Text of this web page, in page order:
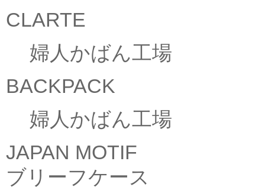
CLARTE
婦人かばん工場
BACKPACK
婦人かばん工場
JAPAN MOTIF
ブリーフケース